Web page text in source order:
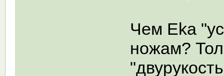
Чем Eka
ножам?